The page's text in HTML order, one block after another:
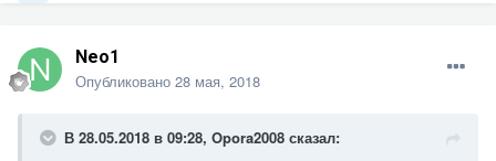
Neo1
Опубликовано 28 мая, 2018
В 28.05.2018 в 09:28, Opora2008 сказал: